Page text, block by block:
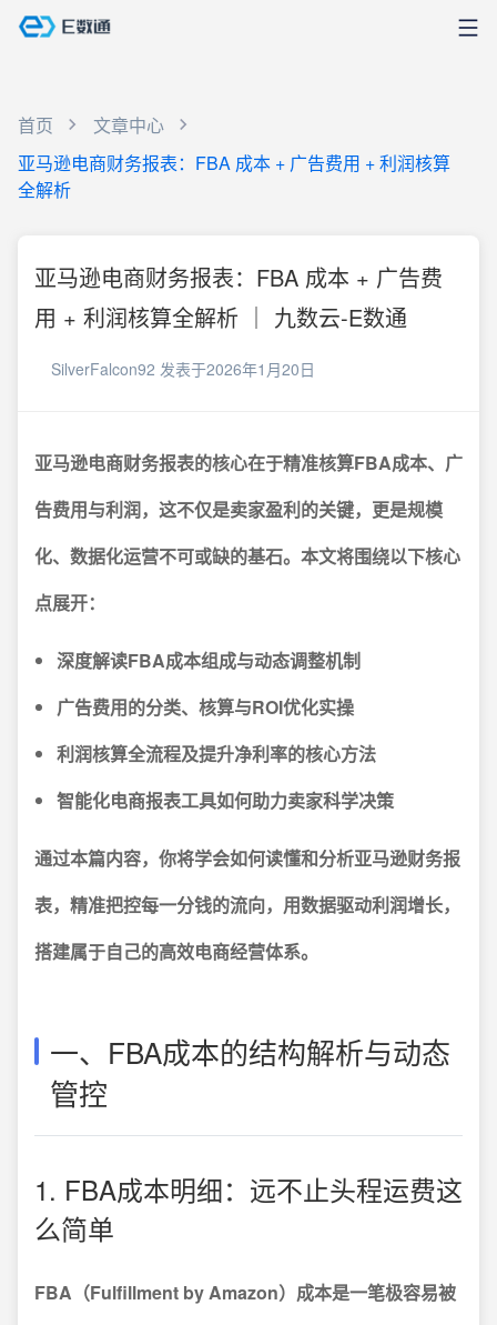
首页
文章中心
亚马逊电商财务报表：FBA 成本 + 广告费用 + 利润核算
全解析
亚马逊电商财务报表：FBA 成本 + 广告费
用 + 利润核算全解析 ｜ 九数云-E数通
SilverFalcon92 发表于2026年1月20日
亚马逊电商财务报表的核心在于精准核算FBA成本、广
告费用与利润，这不仅是卖家盈利的关键，更是规模
化、数据化运营不可或缺的基石。本文将围绕以下核心
点展开：
深度解读FBA成本组成与动态调整机制
广告费用的分类、核算与ROI优化实操
利润核算全流程及提升净利率的核心方法
智能化电商报表工具如何助力卖家科学决策
通过本篇内容，你将学会如何读懂和分析亚马逊财务报
表，精准把控每一分钱的流向，用数据驱动利润增长，
搭建属于自己的高效电商经营体系。
一、FBA成本的结构解析与动态
管控
1. FBA成本明细：远不止头程运费这
么简单
FBA（Fulfillment by Amazon）成本是一笔极容易被